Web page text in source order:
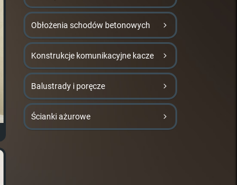
Obłożenia schodów betonowych
Konstrukcje komunikacyjne kacze
Balustrady i poręcze
Ścianki ażurowe